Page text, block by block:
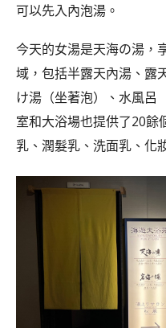
可以先入內泡湯。
今天的女湯是天海の湯，
域，包括半露天內湯、露
け湯（坐著泡）、水風呂
室和大浴場也提供了20餘
乳、潤髮乳、洗面乳、化